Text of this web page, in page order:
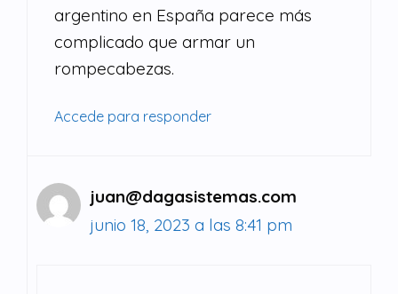
argentino en España parece más
complicado que armar un
rompecabezas.
Accede para responder
juan@dagasistemas.com
junio 18, 2023 a las 8:41 pm